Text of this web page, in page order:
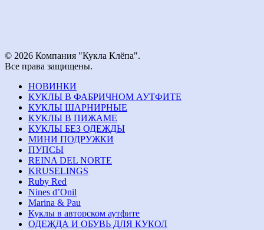
© 2026 Компания "Кукла Клёпа".
Все права защищены.
НОВИНКИ
КУКЛЫ В ФАБРИЧНОМ АУТФИТЕ
КУКЛЫ ШАРНИРНЫЕ
КУКЛЫ В ПИЖАМЕ
КУКЛЫ БЕЗ ОДЕЖДЫ
МИНИ ПОДРУЖКИ
ПУПСЫ
REINA DEL NORTE
KRUSELINGS
Ruby Red
Nines d’Onil
Marina & Pau
Куклы в авторском аутфите
ОДЕЖДА И ОБУВЬ ДЛЯ КУКОЛ